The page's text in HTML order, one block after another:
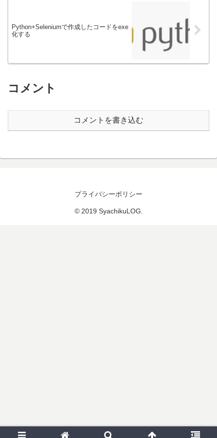
Python+Seleniumで作成したコードをexe
化する
コメント
コメントを書き込む
プライバシーポリシー
© 2019 SyachikuLOG.